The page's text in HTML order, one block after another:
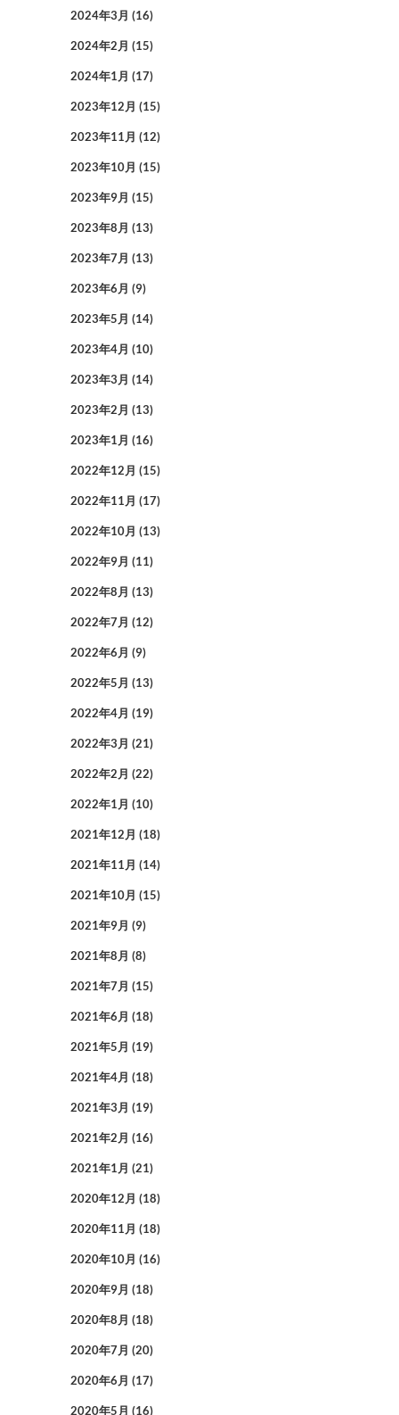
2024年3月 (16)
2024年2月 (15)
2024年1月 (17)
2023年12月 (15)
2023年11月 (12)
2023年10月 (15)
2023年9月 (15)
2023年8月 (13)
2023年7月 (13)
2023年6月 (9)
2023年5月 (14)
2023年4月 (10)
2023年3月 (14)
2023年2月 (13)
2023年1月 (16)
2022年12月 (15)
2022年11月 (17)
2022年10月 (13)
2022年9月 (11)
2022年8月 (13)
2022年7月 (12)
2022年6月 (9)
2022年5月 (13)
2022年4月 (19)
2022年3月 (21)
2022年2月 (22)
2022年1月 (10)
2021年12月 (18)
2021年11月 (14)
2021年10月 (15)
2021年9月 (9)
2021年8月 (8)
2021年7月 (15)
2021年6月 (18)
2021年5月 (19)
2021年4月 (18)
2021年3月 (19)
2021年2月 (16)
2021年1月 (21)
2020年12月 (18)
2020年11月 (18)
2020年10月 (16)
2020年9月 (18)
2020年8月 (18)
2020年7月 (20)
2020年6月 (17)
2020年5月 (16)